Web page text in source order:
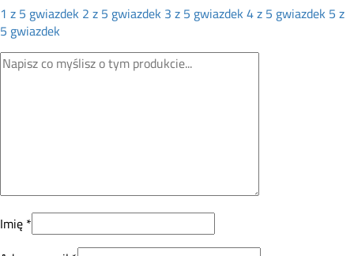
1 z 5 gwiazdek2 z 5 gwiazdek3 z 5 gwiazdek4 z 5 gwiazdek5 z
5 gwiazdek
Imię*